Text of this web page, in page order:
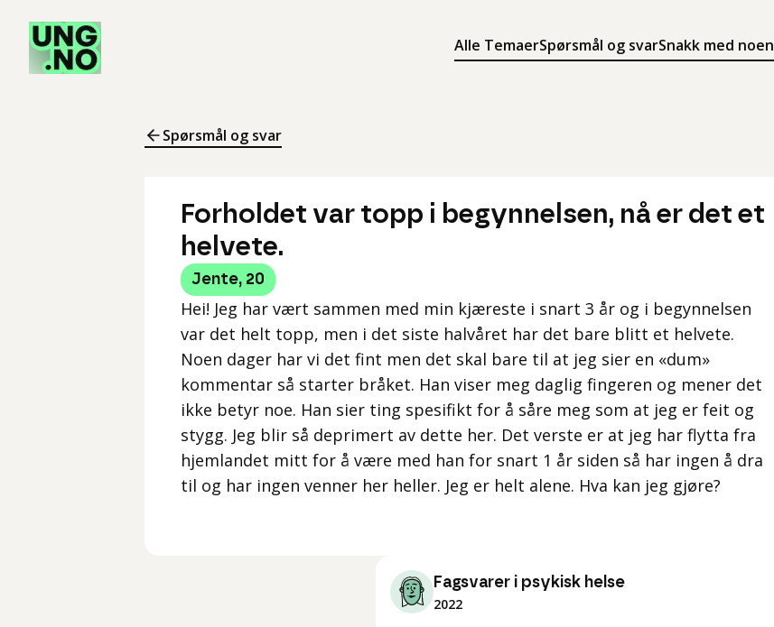
Alle TemaerSpørsmål og svarSnakk med noen
Søk
Meny
Spørsmål og svar
Forholdet var topp i begynnelsen, nå er det et
helvete.
Jente, 20
Hei! Jeg har vært sammen med min kjæreste i snart 3 år og i begynnelsen
var det helt topp, men i det siste halvåret har det bare blitt et helvete.
Noen dager har vi det fint men det skal bare til at jeg sier en «dum»
kommentar så starter bråket. Han viser meg daglig fingeren og mener det
ikke betyr noe. Han sier ting spesifikt for å såre meg som at jeg er feit og
stygg. Jeg blir så deprimert av dette her. Det verste er at jeg har flytta fra
hjemlandet mitt for å være med han for snart 1 år siden så har ingen å dra
til og har ingen venner her heller. Jeg er helt alene. Hva kan jeg gjøre?
Fagsvarer i psykisk helse
2022